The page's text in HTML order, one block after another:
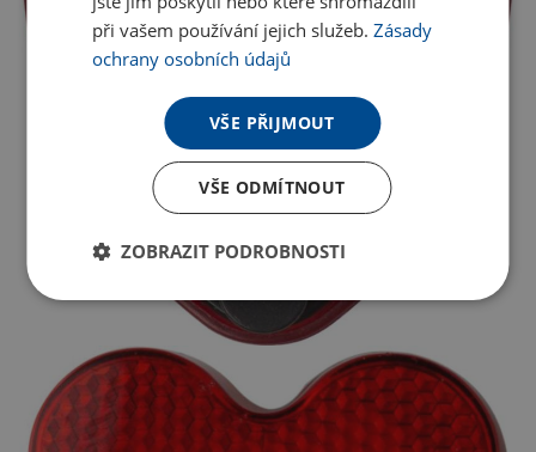
při vašem používání jejich služeb.Zásady
ochrany osobních údajů
VŠE PŘIJMOUT
VŠE ODMÍTNOUT
ZOBRAZIT PODROBNOSTI